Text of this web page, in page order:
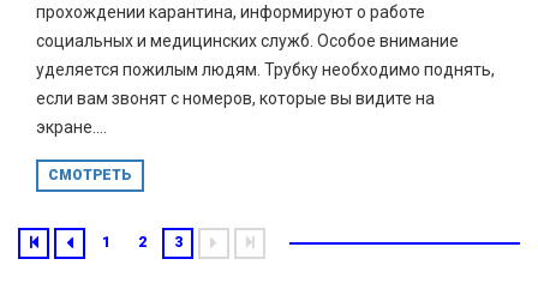
прохождении карантина, информируют о работе
социальных и медицинских служб. Особое внимание
уделяется пожилым людям. Трубку необходимо поднять,
если вам звонят с номеров, которые вы видите на
экране....
СМОТРЕТЬ
1 2 3